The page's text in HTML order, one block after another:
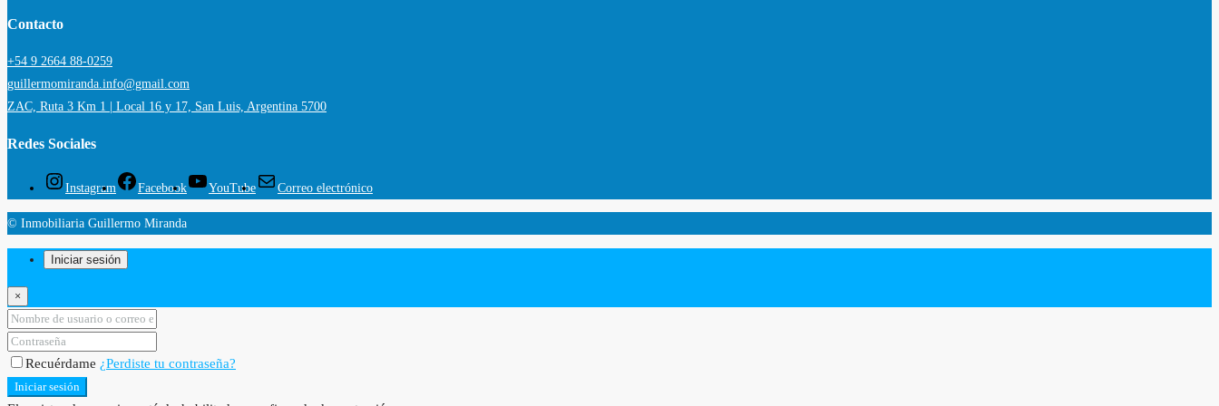
Contacto
+54 9 2664 88-0259
guillermomiranda.info@gmail.com
ZAC, Ruta 3 Km 1 | Local 16 y 17, San Luis, Argentina 5700
Redes Sociales
Instagram Facebook YouTube Correo electrónico
© Inmobiliaria Guillermo Miranda
Iniciar sesión
×
Recuérdame ¿Perdiste tu contraseña?
Iniciar sesión